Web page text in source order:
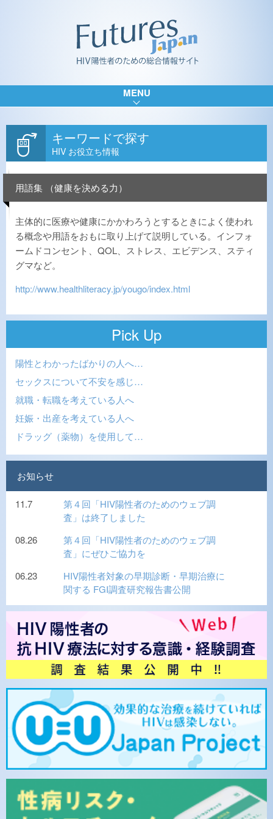
MENU
キーワードで探す
HIV お役立ち情報
用語集 （健康を決める力）
主体的に医療や健康にかかわろうとするときによく使われ
る概念や用語をおもに取り上げて説明している。インフォ
ームドコンセント、QOL、ストレス、エビデンス、スティ
グマなど。
http://www.healthliteracy.jp/yougo/index.html
Pick Up
陽性とわかったばかりの人へ…
セックスについて不安を感じ…
就職・転職を考えている人へ
妊娠・出産を考えている人へ
ドラッグ（薬物）を使用して…
お知らせ
11.7
第４回「HIV陽性者のためのウェブ調
査」は終了しました
08.26
第４回「HIV陽性者のためのウェブ調
査」にぜひご協力を
06.23
HIV陽性者対象の早期診断・早期治療に
関する FGI調査研究報告書公開